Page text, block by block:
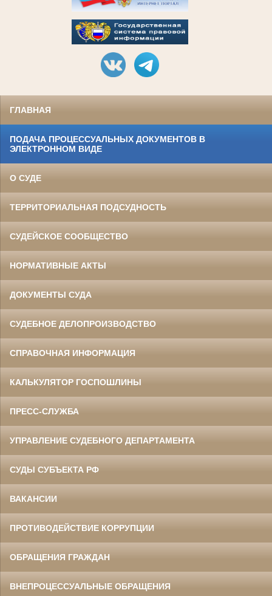
ГЛАВНАЯ
ПОДАЧА ПРОЦЕССУАЛЬНЫХ ДОКУМЕНТОВ В
ЭЛЕКТРОННОМ ВИДЕ
О СУДЕ
ТЕРРИТОРИАЛЬНАЯ ПОДСУДНОСТЬ
СУДЕЙСКОЕ СООБЩЕСТВО
НОРМАТИВНЫЕ АКТЫ
ДОКУМЕНТЫ СУДА
СУДЕБНОЕ ДЕЛОПРОИЗВОДСТВО
СПРАВОЧНАЯ ИНФОРМАЦИЯ
КАЛЬКУЛЯТОР ГОСПОШЛИНЫ
ПРЕСС-СЛУЖБА
УПРАВЛЕНИЕ СУДЕБНОГО ДЕПАРТАМЕНТА
СУДЫ СУБЪЕКТА РФ
ВАКАНСИИ
ПРОТИВОДЕЙСТВИЕ КОРРУПЦИИ
ОБРАЩЕНИЯ ГРАЖДАН
ВНЕПРОЦЕССУАЛЬНЫЕ ОБРАЩЕНИЯ